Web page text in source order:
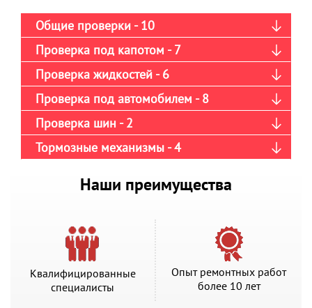
Общие проверки - 10
Проверка под капотом - 7
Проверка жидкостей - 6
Проверка под автомобилем - 8
Проверка шин - 2
Тормозные механизмы - 4
Наши преимущества
Квалифицированные
специалисты
Опыт ремонтных работ
более 10 лет